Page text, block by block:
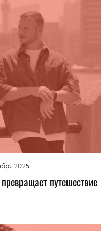
2025
путешествие